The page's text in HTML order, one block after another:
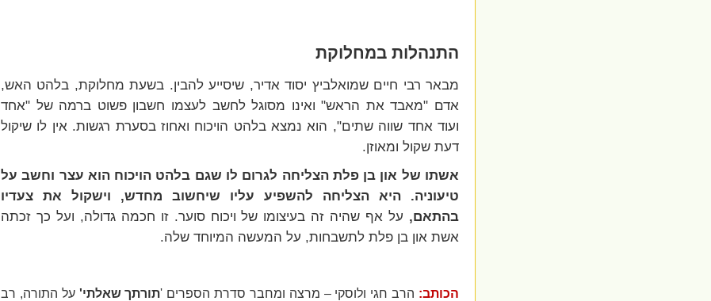
התנהלות במחלוקת
מבאר רבי חיים שמואלביץ יסוד אדיר, שיסייע להבין. בשעת מחלוקת, בלהט האש,
אדם "מאבד את הראש" ואינו מסוגל לחשב לעצמו חשבון פשוט ברמה של "אחד
ועוד אחד שווה שתים", הוא נמצא בלהט הויכוח ואחוז בסערת רגשות. אין לו שיקול
דעת שקול ומאוזן.
אשתו של און בן פלת הצליחה לגרום לו שגם בלהט הויכוח הוא עצר וחשב על
טיעוניה.
היא הצליחה להשפיע עליו שיחשוב מחדש, וישקול את צעדיו
בהתאם, על אף שהיה זה בעיצומו של ויכוח סוער. זו חכמה גדולה, ועל כך זכתה
אשת און בן פלת לתשבחות, על המעשה המיוחד שלה.
הכותב: הרב חגי ולוסקי – מרצה ומחבר סדרת הספרים 'תורתך שאלתי' על התורה, רב